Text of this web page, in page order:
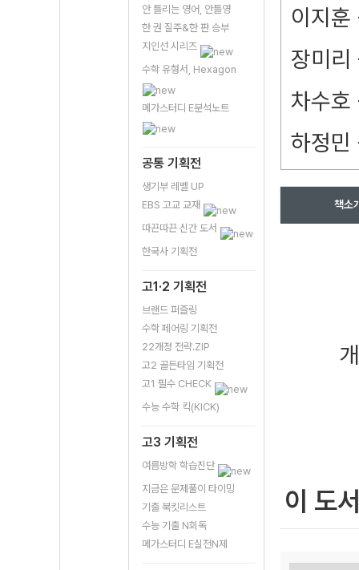
안 틀리는 영어, 안틀영
한 권 질주&한 판 승부
지인선 시리즈
수학 유형서, Hexagon
메가스터디 E분석노트
공통 기획전
생기부 레벨 UP
EBS 고교 교재
따끈따끈 신간 도서
한국사 기획전
고1·2 기획전
브랜드 퍼즐링
수학 페어링 기획전
22개정 전략.ZIP
고2 골든타임 기획전
고1 필수 CHECK
수능 수학 킥(KICK)
고3 기획전
여름방학 학습진단
지금은 문제풀이 타이밍
기출 북킷리스트
수능 기출 N회독
메가스터디 E실전N제
이지
장미
차수
하정
책소
이 도